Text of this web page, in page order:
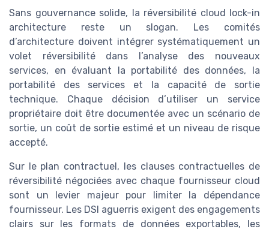
Sans gouvernance solide, la réversibilité cloud lock-in
architecture reste un slogan. Les comités
d’architecture doivent intégrer systématiquement un
volet réversibilité dans l’analyse des nouveaux
services, en évaluant la portabilité des données, la
portabilité des services et la capacité de sortie
technique. Chaque décision d’utiliser un service
propriétaire doit être documentée avec un scénario de
sortie, un coût de sortie estimé et un niveau de risque
accepté.
Sur le plan contractuel, les clauses contractuelles de
réversibilité négociées avec chaque fournisseur cloud
sont un levier majeur pour limiter la dépendance
fournisseur. Les DSI aguerris exigent des engagements
clairs sur les formats de données exportables, les